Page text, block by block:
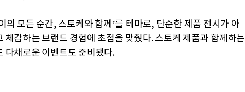
의 모든 순간, 스토케와 함께’를 테마로, 단순한 제품 전시가 아
체감하는 브랜드 경험에 초점을 맞췄다. 스토케 제품과 함께하는
다채로운 이벤트도 준비됐다.